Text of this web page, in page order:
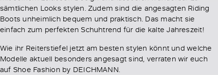
sämtlichen Looks stylen. Zudem sind die angesagten Riding
Boots unheimlich bequem und praktisch. Das macht sie
einfach zum perfekten Schuhtrend für die kalte Jahreszeit!
Wie ihr Reiterstiefel jetzt am besten stylen könnt und welche
Modelle aktuell besonders angesagt sind, verraten wir euch
auf Shoe Fashion by DEICHMANN.